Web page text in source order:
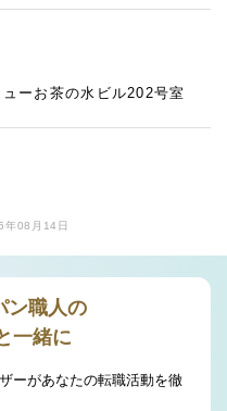
ーお茶の水ビル202号室
年08月14日
ン職人の
一緒に
ーがあなたの転職活動を徹